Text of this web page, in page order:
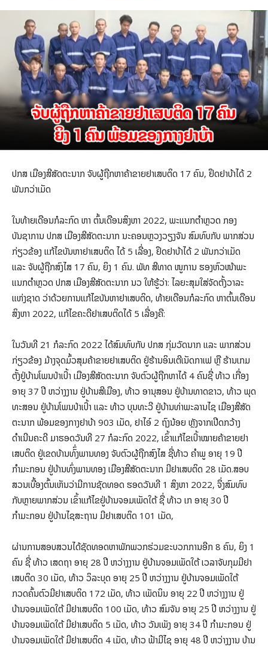
ປກສ ເມືອງສີສັດຕະນາກ ຈັບຜູ້ຖືກຫາຄ້າຂາຍຢາເສບຕິດ 17 ຄົນ, ຢຶດຢາບ້າໄດ້ 2
ພັນກວ່າເມັດ
ໃນທ້າຍເດືອນກໍລະກົດ ຫາ ຕົ້ນເດືອນສິງຫາ 2022, ພະແນກຕໍາຫຼວດ ກອງ
ບັນຊາການ ປກສ ເມືອງສີສັດຕະນາກ ນະຄອນຫຼວງວຽງຈັນ ສົມທົບກັບ ພາກສ່ວນ
ກ່ຽວຂ້ອງ ແກ້ໄຂບັນຫາຢາເສບຕິດ ໄດ້ 5 ເລື່ອງ, ຢຶດຢາບ້າໄດ້ 2 ພັນກວ່າເມັດ
ແລະ ຈັບຜູ້ຖືກສົງໄສ 17 ຄົນ, ຍິງ 1 ຄົນ. ພັທ ສີທາດ ໜູການ ຮອງຫົວໜ້າພະ
ແນກຕໍາຫຼວດ ປກສ ເມືອງສີສັດຕະນາກ ນວ ໃຫ້ຮູ້ວ່າ: ໄລຍະສຸມໃສ່ຈັດຕັ້ງວາລະ
ແຫ່ງຊາດ ວ່າດ້ວຍການແກ້ໄຂບັນຫາຢາເສບຕິດ, ທ້າຍເດືອນກໍລະກົດ ຫາຕົ້ນເດືອນ
ສິງຫາ 2022, ແກ້ໄຂຄະດີຢາເສບຕິດໄດ້ 5 ເລື່ອງຄື:
ໃນວັນທີ 21 ກໍລະກົດ 2022 ໄດ້ສົມທົບກັບ ປກສ ກຸ່ມວັດນາກ ແລະ ພາກສ່ວນ
ກ່ຽວຂ້ອງ ມ້າງຈຸດມົ້ວສຸມຄ້າຂາຍຢາເສບຕິດ ຢູ່ຮ້ານອິນເຕີເນັດກາເຟ ຫຼື ຮ້ານເກມ
ຕັ້ງຢູ່ບ້ານໂພນປ່າເປົ້າ ເມືອງສີສັດຕະນາກ ຈັບຕົວຜູ້ຖືກຫາໄດ້ 4 ຄົນຊື່ ທ້າວ ເກື່ອງ
ອາຍຸ 37 ປີ ຫວ່າງງານ ຢູ່ບ້ານສີເມືອງ, ທ້າວ ອານຸສອນ ຢູ່ບ້ານທາດຂາວ, ທ້າວ ພຸດ
ທະສອນ ຢູ່ບ້ານໂພນປ່າເປົ້າ ແລະ ທ້າວ ບຸນທະວີ ຢູ່ບ້ານທ່າພະລານໄຊ ເມືອງສີສັດ
ຕະນາກ ພ້ອມຂອງກາງຢາບ້າ 903 ເມັດ, ຢາໄອ໌ 2 ຖົງນ້ອຍ ຫຼັງຈາກເປີດກວ້າງ
ດຳເນີນຄະດີ ມາຮອດວັນທີ 27 ກໍລະກົດ 2022, ເຂົ້າແກ້ໄຂເປົ້າໝາຍຄ້າຂາຍຢາ
ເສບຕິດ ຢູ່ເຂດບ້ານທົົ່ງພານທອງ ຈັບຕົວຜູ້ຖືກສົງໄສ ຊື່ທ້າວ ຄໍາພູ ອາຍຸ 19 ປີ
ກຳມະກອນ ຢູ່ບ້ານທົ່ງພານທອງ ເມືອງສີສັດຕະນາກ ມີຢາເສບຕິດ 28 ເມັດ.ສອບ
ສວນເບື້ອງຕົ້ນເຫັນວ່າມີການຊັດທອດ ຮອດວັນທີ 1 ສິງຫາ 2022, ຈຶ່ງສົມທົບ
ກັບຫຼາຍພາກສ່ວນ ເຂົ້າແກ້ໄຂຢູ່ບ້ານຈອມເພັດໃຕ້ ຊື່ ທ້າວ ເກ ອາຍຸ 30 ປີ
ກຳມະກອນ ຢູ່ບ້ານໄຊສະຖານ ມີຢາເສບຕິດ 101 ເມັດ,
ຜ່ານການສອບສວນໄດ້ຊັດທອດຫາພັກພວກຮ່ວມຂະບວກການອີກ 8 ຄົນ, ຍິງ 1
ຄົນ ຊື່ ທ້າວ ເສດຖາ ອາຍຸ 28 ປີ ຫວ່າງງານ ຢູ່ບ້ານຈອມເພັດໃຕ້ ເວລາຈັບກຸມມີຢາ
ເສບຕິດ 30 ເມັດ, ທ້າວ ວິລະບຸດ ອາຍຸ 25 ປີ ຫວ່າງງານ ຢູ່ບ້ານຈອມເພັດໃຕ້
ກວດຄົ້ນຕົວມີຢາເສບຕິດ 172 ເມັດ, ທ້າວ ເພັດນິນ ອາຍຸ 22 ປີ ຫວ່າງງານ ຢູ່
ບ້ານຈອມເພັດໃຕ້ ມີຢາເສບຕິດ 100 ເມັດ, ທ້າວ ສົມຈັນ ອາຍຸ 25 ປີ ຫວ່າງງານ ຢູ່
ບ້ານຈອມເພັດໃຕ້ ມີຢາເສບຕິດ 5 ເມັດ, ທ້າວ ວັນເພັງ ອາຍຸ 34 ປີ ກຳມະກອນ ຢູ່
ບ້ານຈອມເພັດໃຕ້ ມີຢາເສບຕິດ 4 ເມັດ, ທ້າວ ຟ້າມີໄຊ ອາຍຸ 48 ປີ ຫວ່າງງານ ບ້ານ